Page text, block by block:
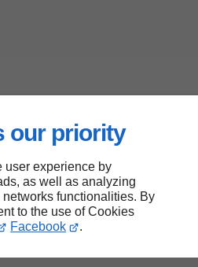
our priority
user experience by
as well as analyzing
functionalities. By
to the use of Cookies
Facebook .